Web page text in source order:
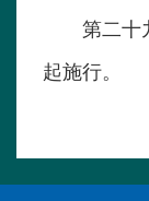
第二十九
起施行。